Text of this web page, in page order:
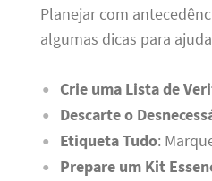
Planejar com
algumas dicas para
Crie uma Lista de
Descarte o
Etiqueta Tudo:
Prepare um Kit